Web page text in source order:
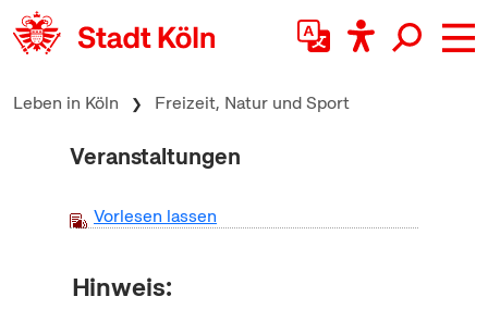
zum Inhalt springen
Leben in Köln Freizeit, Natur und Sport
Veranstaltungen
Vorlesen lassen
Hinweis: